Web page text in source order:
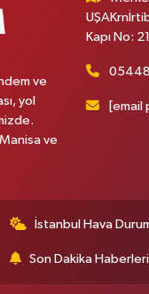
ve
yol
ve
Kapı No:
İstanbul Hava
Son Dakika Haberleri